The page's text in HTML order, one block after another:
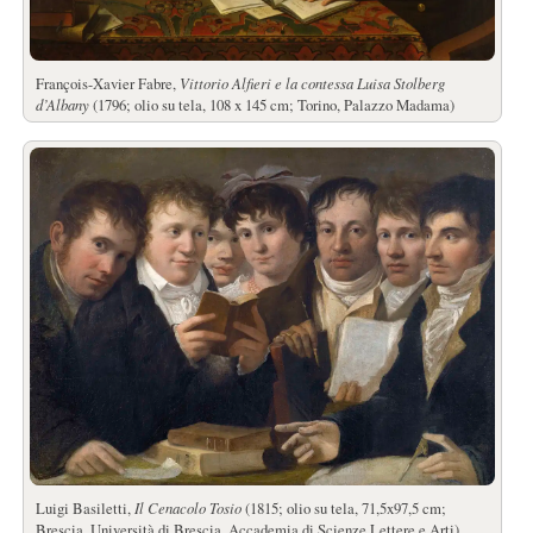
François-Xavier Fabre, Vittorio Alfieri e la contessa Luisa Stolberg
d’Albany(1796; olio su tela, 108 x 145 cm; Torino, Palazzo Madama)
Luigi Basiletti, Il Cenacolo Tosio(1815; olio su tela, 71,5x97,5 cm;